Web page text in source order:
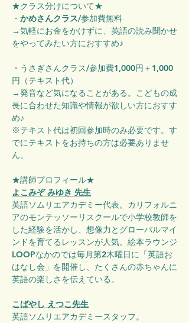
★クラス分けについて★
・ かめさんクラス/参加費無料
→気軽にお金をかけずに、英語の読み聞かせ
をやってみたい方におすすめ♪
・うさぎさんクラス/参加費1,000円＋1,000
円（テキスト代）
→発音など気になることがある。こどもの成
長に合わせた知識や情報が欲しい方におすす
め♪
※テキスト代は初回参加時のみ必要です。す
でにテキストをお持ちの方は必要ありませ
ん。
★講師プロフィール★
よこみぞ みゆき 先生
英語ソムリエアカデミー代表。カリフォルニ
アのモンテッソーリスクールで小学校教師を
した経験を活かし、想像力とグローバルマイ
ンドを育てるレッスンが人気。絵本ラウンジ
LOOPなかのでは毎月第2木曜日に「英語お
はなし会」を開催し、たくさんの赤ちゃんに
英語の楽しさを伝えている。
こばやし えつこ先生
英語ソムリエアカデミースタッフ。